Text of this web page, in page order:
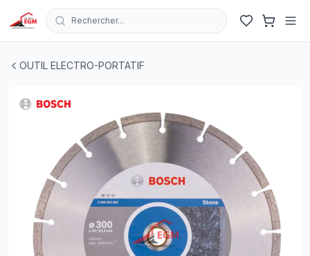
Rechercher...
OUTIL ELECTRO-PORTATIF